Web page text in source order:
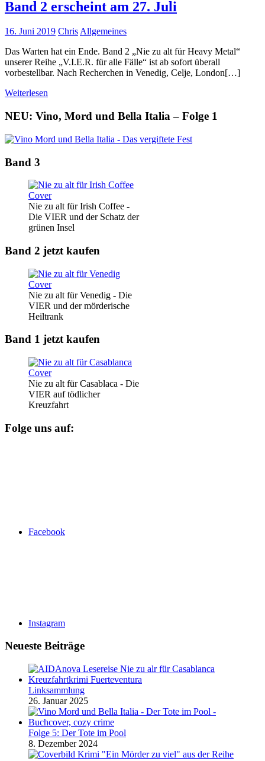
Band 2 erscheint am 27. Juli
16. Juni 2019 ChrisAllgemeines
Das Warten hat ein Ende. Band 2 „Nie zu alt für Heavy Metal“
unserer Reihe „V.I.E.R. für alle Fälle“ ist ab sofort überall
vorbestellbar. Nach Recherchen in Venedig, Celje, London[…]
Weiterlesen
NEU: Vino, Mord und Bella Italia – Folge 1
Band 3
Nie zu alt für Irish Coffee -
Die VIER und der Schatz der
grünen Insel
Band 2 jetzt kaufen
Nie zu alt für Venedig - Die
VIER und der mörderische
Heiltrank
Band 1 jetzt kaufen
Nie zu alt für Casablaca - Die
VIER auf tödlicher
Kreuzfahrt
Folge uns auf:
Facebook
Instagram
Neueste Beiträge
Linksammlung
26. Januar 2025
Folge 5: Der Tote im Pool
8. Dezember 2024